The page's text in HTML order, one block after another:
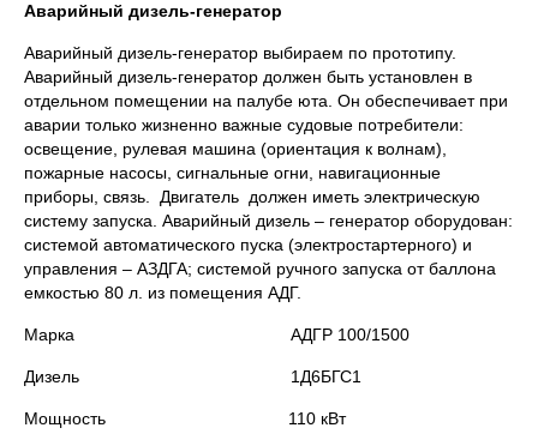
Аварийный дизель-генератор
Аварийный дизель-генератор выбираем по прототипу.
Аварийный дизель-генератор должен быть установлен в
отдельном помещении на палубе юта. Он обеспечивает при
аварии только жизненно важные судовые потребители:
освещение, рулевая машина (ориентация к волнам),
пожарные насосы, сигнальные огни, навигационные
приборы, связь. Двигатель должен иметь электрическую
систему запуска. Аварийный дизель – генератор оборудован:
системой автоматического пуска (электростартерного) и
управления – АЗДГА; системой ручного запуска от баллона
емкостью 80 л. из помещения АДГ.
Марка АДГР 100/1500
Дизель 1Д6БГС1
Мощность 110 кВт